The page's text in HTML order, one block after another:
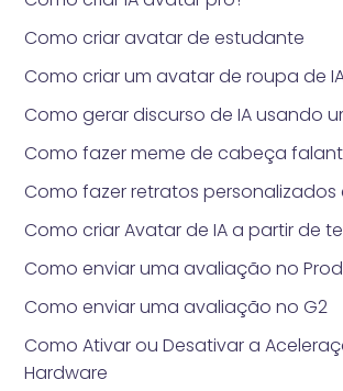
Como criar avatar de estudante
Como criar um avatar de roupa de
Como gerar discurso de IA usando
Como fazer meme de cabeça
Como fazer retratos
Como criar Avatar de IA a partir de
Como enviar uma avaliação no
Como enviar uma avaliação no G2
Como Ativar ou Desativar a
Hardware